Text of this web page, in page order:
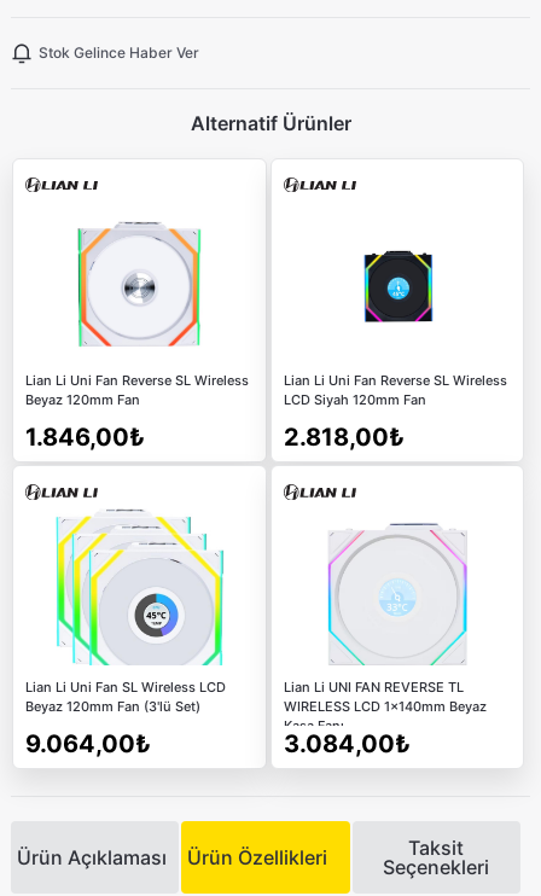
Stok Gelince Haber Ver
Alternatif Ürünler
Lian Li Uni Fan Reverse SL Wireless
Beyaz 120mm Fan
1.846,00₺
Lian Li Uni Fan Reverse SL Wireless
LCD Siyah 120mm Fan
2.818,00₺
Lian Li Uni Fan SL Wireless LCD
Beyaz 120mm Fan (3'lü Set)
9.064,00₺
Lian Li UNI FAN REVERSE TL
WIRELESS LCD 1x140mm Beyaz
Kasa Fanı
3.084,00₺
Ürün Açıklaması Ürün Özellikleri
Taksit
Seçenekleri